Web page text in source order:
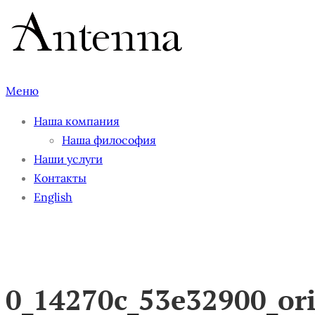
Перейти
содержимому
Меню
Наша компания
Наша философия
Наши услуги
Контакты
English